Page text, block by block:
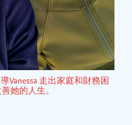
Vanessa 走出家庭和財務困
她的人生。